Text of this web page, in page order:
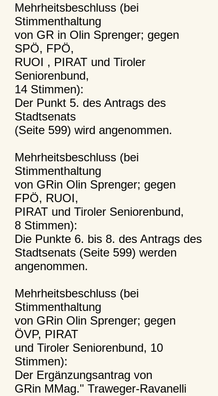
Mehrheitsbeschluss (bei
Stimmenthaltung
von GR in Olin Sprenger; gegen
SPÖ, FPÖ,
RUOI , PIRAT und Tiroler
Seniorenbund,
14 Stimmen):
Der Punkt 5. des Antrags des
Stadtsenats
(Seite 599) wird angenommen.
Mehrheitsbeschluss (bei
Stimmenthaltung
von GRin Olin Sprenger; gegen
FPÖ, RUOI,
PIRAT und Tiroler Seniorenbund,
8 Stimmen):
Die Punkte 6. bis 8. des Antrags des
Stadtsenats (Seite 599) werden
angenommen.
Mehrheitsbeschluss (bei
Stimmenthaltung
von GRin Olin Sprenger; gegen
ÖVP, PIRAT
und Tiroler Seniorenbund, 10
Stimmen):
Der Ergänzungsantrag von
GRin MMag." Traweger-Ravanelli